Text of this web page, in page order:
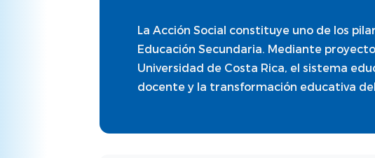
La Acción Social constituye uno de los
Educación Secundaria. Mediante
Universidad de Costa Rica, el sistema
docente y la transformación educativa del